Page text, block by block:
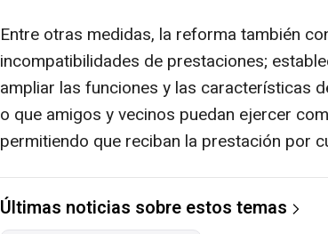
Entre otras medidas, la reforma también
incompatibilidades de prestaciones;
ampliar las funciones y las características
o que amigos y vecinos puedan ejercer
permitiendo que reciban la prestación por
Últimas noticias sobre estos temas